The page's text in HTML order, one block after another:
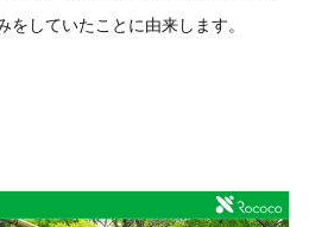
していたことに由来します。